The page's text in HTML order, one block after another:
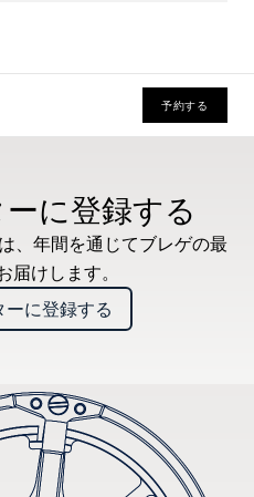
予約する
に登録する
、年間を通じてブレゲの最
届けします。
に登録する